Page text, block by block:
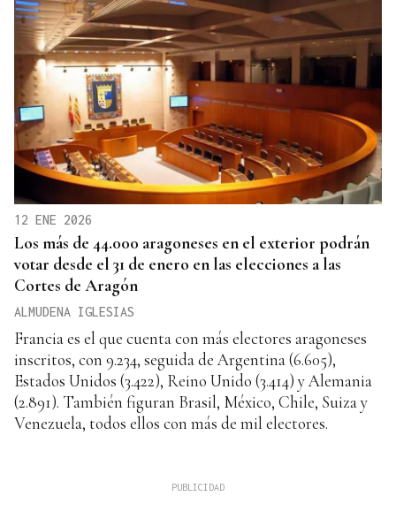
12 ENE 2026
Los más de 44.000 aragoneses en el exterior podrán
votar desde el 31 de enero en las elecciones a las
Cortes de Aragón
ALMUDENA IGLESIAS
Francia es el que cuenta con más electores aragoneses
inscritos, con 9.234, seguida de Argentina (6.605),
Estados Unidos (3.422), Reino Unido (3.414) y Alemania
(2.891). También figuran Brasil, México, Chile, Suiza y
Venezuela, todos ellos con más de mil electores.